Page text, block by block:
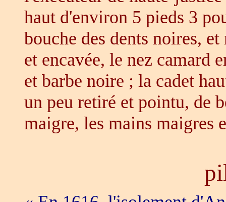
haut d'environ 5 pieds 3
bouche des dents noires,
et encavée, le nez camard
et barbe noire ; la cadet
un peu retiré et pointu, de
maigre, les mains maigres